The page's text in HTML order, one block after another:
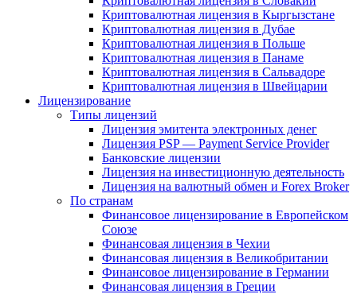
Криптовалютная лицензия в Кыргызстане
Криптовалютная лицензия в Дубае
Криптовалютная лицензия в Польше
Криптовалютная лицензия в Панаме
Криптовалютная лицензия в Сальвадоре
Криптовалютная лицензия в Швейцарии
Лицензирование
Типы лицензий
Лицензия эмитента электронных денег
Лицензия PSP — Payment Service Provider
Банковские лицензии
Лицензия на инвестиционную деятельность
Лицензия на валютный обмен и Forex Broker
По странам
Финансовое лицензирование в Европейском
Союзе
Финансовая лицензия в Чехии
Финансовая лицензия в Великобритании
Финансовое лицензирование в Германии
Финансовая лицензия в Греции